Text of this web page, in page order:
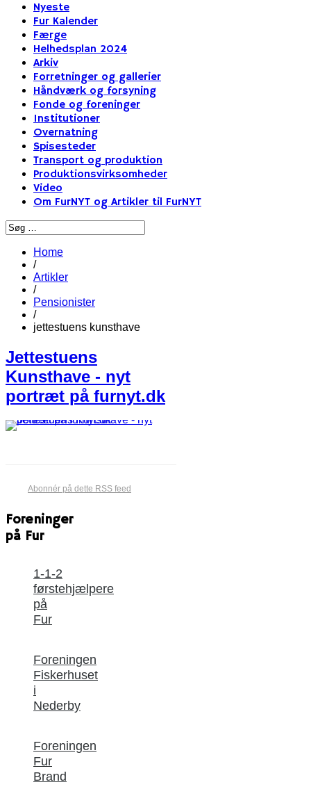
Nyeste
Fur Kalender
Færge
Helhedsplan 2024
Arkiv
Forretninger og gallerier
Håndværk og forsyning
Fonde og foreninger
Institutioner
Overnatning
Spisesteder
Transport og produktion
Produktionsvirksomheder
Video
Om FurNYT og Artikler til FurNYT
Home
/
Artikler
/
Pensionister
/
jettestuens kunsthave
Jettestuens
Kunsthave - nyt
portræt på furnyt.dk
Abonnér på dette RSS feed
Foreninger
på Fur
1-1-2
førstehjælpere
på
Fur
Foreningen
Fiskerhuset
i
Nederby
Foreningen
Fur
Brand